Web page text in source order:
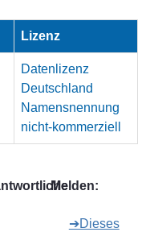
Lizenz
Datenlizenz
Deutschland
Namensnennung
nicht-kommerziell
Melden:
➔Dieses